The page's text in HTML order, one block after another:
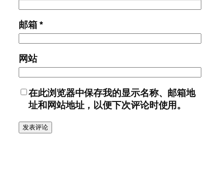
邮箱*
网站
在此浏览器中保存我的显示名称、邮箱地
址和网站地址，以便下次评论时使用。